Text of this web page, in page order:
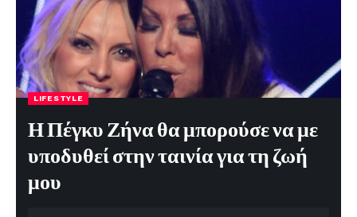
LIFESTYLE
Η Πέγκυ Ζήνα θα μπορούσε να με
υποδυθεί στην ταινία για τη ζωή
μου